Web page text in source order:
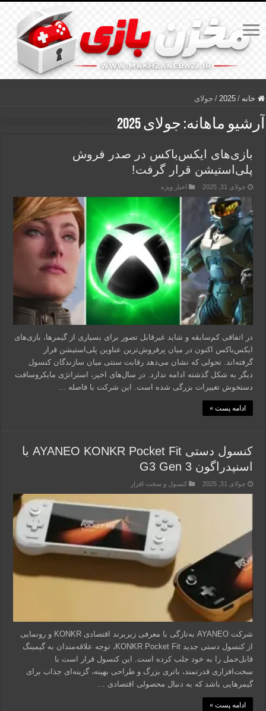
خانه /
2025
/ جولای
آرشیو ماهانه: جولای 2025
بازی‌های ایکس‌باکس در صدر فروش
پلی‌استیشن قرار گرفت!
جولای 31, 2025 اخبار ویژه
در اتفاقی کم‌سابقه و شاید غیرقابل تصور برای بسیاری از گیمرها، بازی‌های
ایکس‌باکس اکنون در میان پرفروش‌ترین عناوین پلی‌استیشن قرار
گرفته‌اند. تحولی که نشان می‌دهد رقابت سنتی میان سازندگان کنسول
دیگر به شکل گذشته ادامه ندارد. در سال‌های اخیر، استراتژی مایکروسافت
دستخوش تغییرات بزرگی شده است. این شرکت با فاصله …
ادامه پست »
کنسول دستی AYANEO KONKR Pocket Fit با
اسنپدراگون G3 Gen 3
جولای 31, 2025 کنسول و سخت افزار
شرکت AYANEO به‌تازگی با معرفی زیربرند اقتصادی KONKR و رونمایی
از کنسول دستی جدید KONKR Pocket Fit، توجه علاقه‌مندان به گیمینگ
قابل‌حمل را به خود جلب کرده است. این کنسول قرار است با
سخت‌افزاری قدرتمند، باتری بزرگ و طراحی بهینه، گزینه‌ای جذاب برای
گیمرهایی باشد که به دنبال محصولی اقتصادی …
ادامه پست »